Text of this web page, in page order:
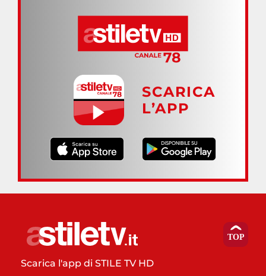
SCARICA
L’APP
Scarica l'app di STILE TV HD